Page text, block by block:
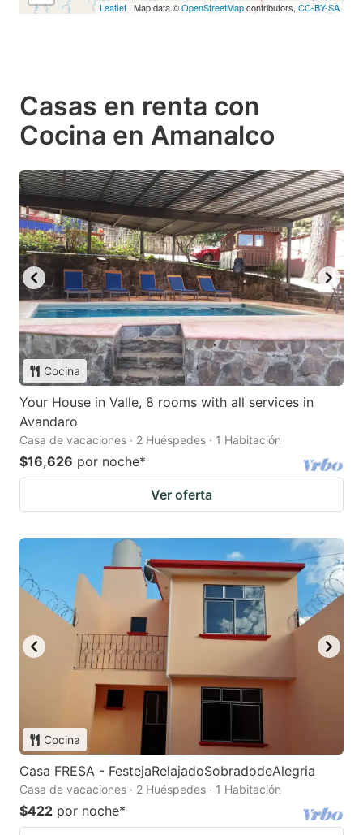
Leaflet | Map data ©OpenStreetMapcontributors, CC-BY-SA
Casas en renta con
Cocina en Amanalco
Cocina
Your House in Valle, 8 rooms with all services in
Avandaro
Casa de vacaciones · 2 Huéspedes · 1 Habitación
$16,626 por noche*
Ver oferta
Cocina
Casa FRESA - FestejaRelajadoSobradodeAlegria
Casa de vacaciones · 2 Huéspedes · 1 Habitación
$422 por noche*